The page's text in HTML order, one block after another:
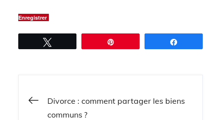
Enregistrer
Navigation
Divorce : comment partager les biens
communs ?